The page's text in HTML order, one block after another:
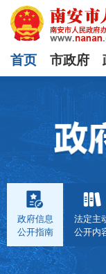
首页 市政府
政府信息
公开指南
法定主
公开内